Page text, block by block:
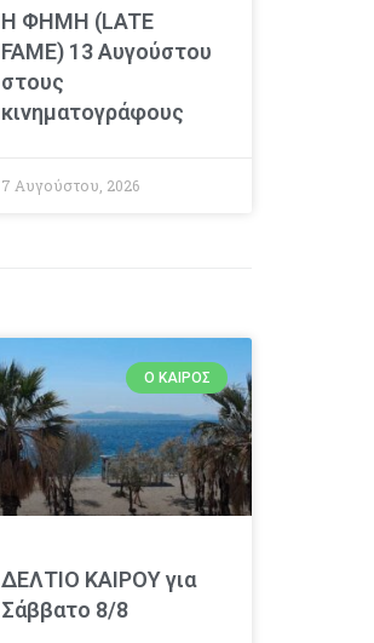
Η ΦΗΜΗ (LATE
FAME) 13 Αυγούστου
στους
κινηματογράφους
7 Αυγούστου, 2026
Ο ΚΑΙΡΌΣ
ΔΕΛΤΙΟ ΚΑΙΡΟΥ για
Σάββατο 8/8